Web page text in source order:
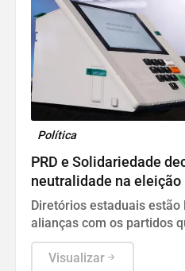
Política
PRD e Solidariedade
neutralidade na eleição
Diretórios estaduais
alianças com os partidos
Visualizar